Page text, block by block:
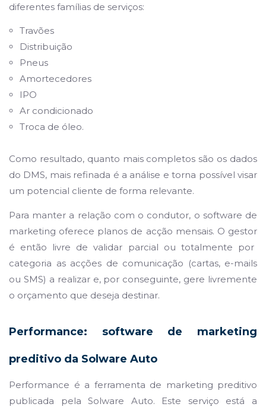
diferentes famílias de serviços:
Travões
Distribuição
Pneus
Amortecedores
IPO
Ar condicionado
Troca de óleo.
Como resultado, quanto mais completos são os dados
do DMS, mais refinada é a análise e torna possível visar
um potencial cliente de forma relevante.
Para manter a relação com o condutor, o software de
marketing oferece planos de acção mensais. O gestor
é então livre de validar parcial ou totalmente por
categoria as acções de comunicação (cartas, e-mails
ou SMS) a realizar e, por conseguinte, gere livremente
o orçamento que deseja destinar.
Performance: software de marketing
preditivo da Solware Auto
Performance é a ferramenta de marketing preditivo
publicada pela Solware Auto. Este serviço está a